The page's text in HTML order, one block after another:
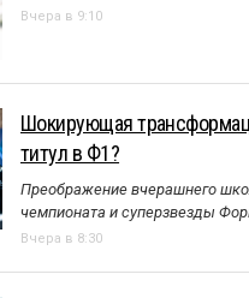
Вчера в 9:10
Шокирующая
титул в Ф1?
Преображение вчерашнего
чемпионата и суперзвезды
Вчера в 8:30